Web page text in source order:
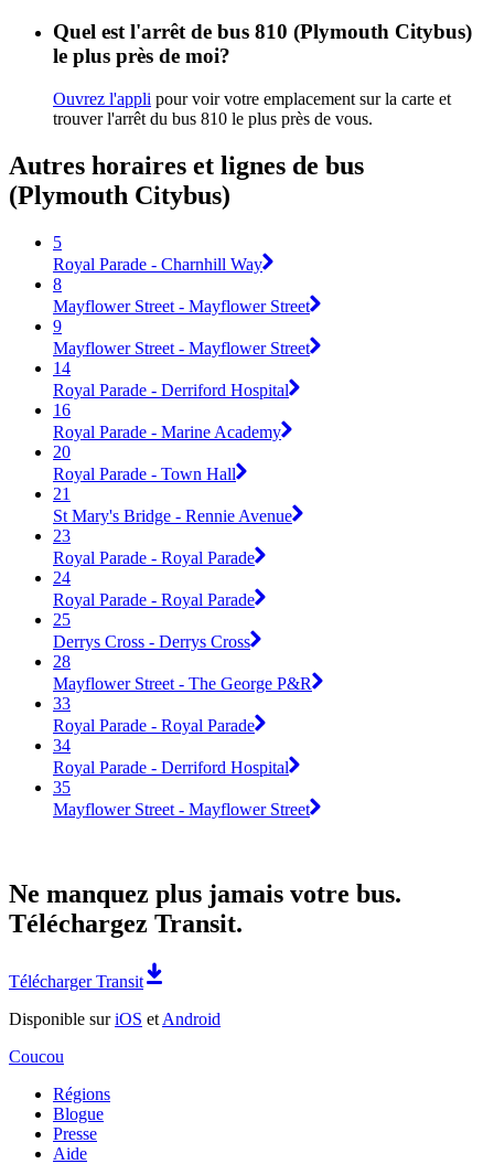
Quel est l'arrêt de bus 810 (Plymouth Citybus)
le plus près de moi?
Ouvrez l'appli pour voir votre emplacement sur la carte et
trouver l'arrêt du bus 810 le plus près de vous.
Autres horaires et lignes de bus
(Plymouth Citybus)
5
Royal Parade - Charnhill Way
8
Mayflower Street - Mayflower Street
9
Mayflower Street - Mayflower Street
14
Royal Parade - Derriford Hospital
16
Royal Parade - Marine Academy
20
Royal Parade - Town Hall
21
St Mary's Bridge - Rennie Avenue
23
Royal Parade - Royal Parade
24
Royal Parade - Royal Parade
25
Derrys Cross - Derrys Cross
28
Mayflower Street - The George P&R
33
Royal Parade - Royal Parade
34
Royal Parade - Derriford Hospital
35
Mayflower Street - Mayflower Street
Ne manquez plus jamais votre bus.
Téléchargez Transit.
Télécharger Transit
Disponible suriOS et Android
Coucou
Régions
Blogue
Presse
Aide